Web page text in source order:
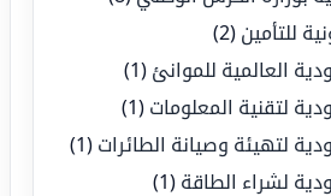
للتأمين (2)
العالمية للموانئ (1)
لتقنية المعلومات (1)
لتهيئة وصيانة الطائرات (1)
لشراء الطاقة (1)